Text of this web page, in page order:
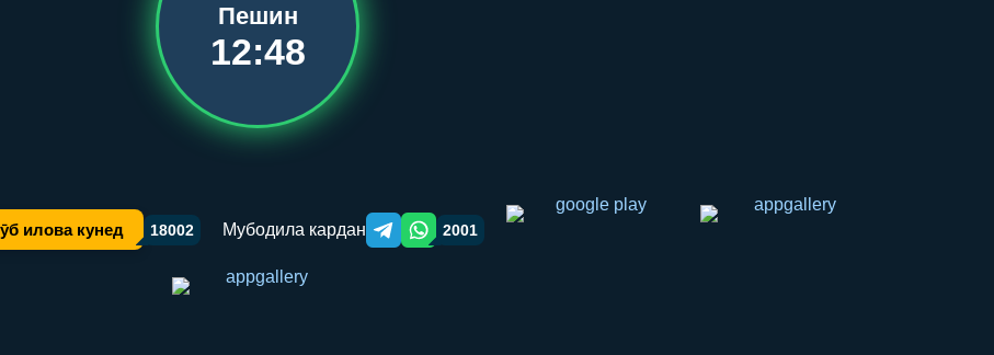
Пешин
12:48
илова кунед 18002 Мубодила кардан Telegram orqali ulashish
WhatsApp orqali ulashish
2001